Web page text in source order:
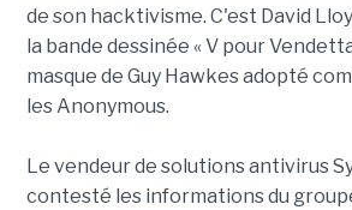
de son hacktivisme. C'est David
la bande dessinée « V pour
masque de Guy Hawkes adopté
les Anonymous.
Le vendeur de solutions antivirus
contesté les informations du